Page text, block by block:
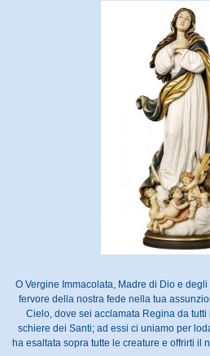
O Vergine Immacolata, Madre di Dio e
fervore della nostra fede nella tua
Cielo, dove sei acclamata Regina da
schiere dei Santi; ad essi ci uniamo per
ha esaltata sopra tutte le creature e offrirti il